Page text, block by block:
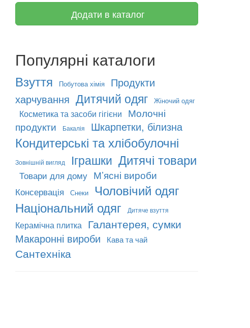
Додати в каталог
Популярні каталоги
Взуття Побутова хімія
Продукти
харчування Дитячий одяг Жіночий одяг
Косметика та засоби гігієни
Молочні
продукти
Бакалія Шкарпетки, білизна
Кондитерські та хлібобулочні
Зовнішній вигляд Іграшки Дитячі товари
Товари для дому М’ясні вироби
Консервація Снеки
Чоловічий одяг
Національний одяг
Дитяче взуття
Керамічна плитка Галантерея, сумки
Макаронні вироби Кава та чай
Сантехніка